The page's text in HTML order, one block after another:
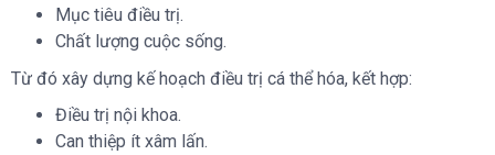
Mục tiêu điều trị.
Chất lượng cuộc sống.
Từ đó xây dựng kế hoạch điều trị cá thể hóa, kết hợp:
Điều trị nội khoa.
Can thiệp ít xâm lấn.